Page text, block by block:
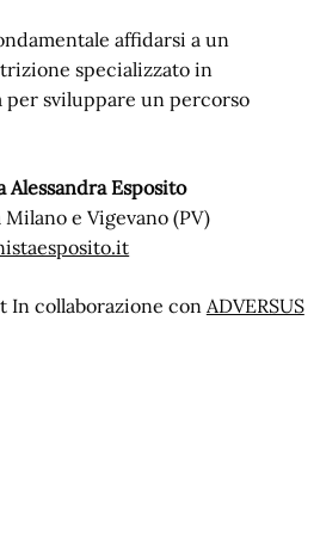
affidarsi a un
specializzato in
per sviluppare un percorso
Alessandra Esposito
e Vigevano (PV)
In collaborazione con ADVERSUS